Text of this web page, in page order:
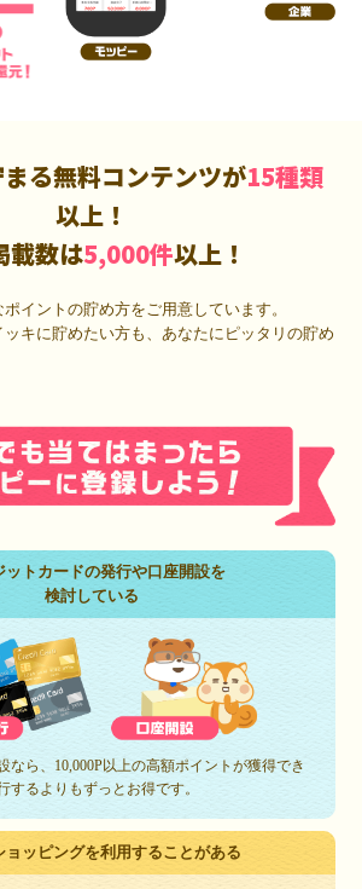
る無料コンテンツが15種類
以上！
載数は5,000件以上！
イントの貯め方をご用意しています。
キに貯めたい方も、あなたにピッタリの貯め
ットカードの発行や口座開設を
検討している
なら、10,000P以上の高額ポイントが獲得でき
するよりもずっとお得です。
ョッピングを利用することがある